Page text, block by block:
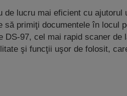
de lucru mai eficient cu
să primiţi documentele în locul
DS-97, cel mai rapid scaner
şi funcţii uşor de folosit,